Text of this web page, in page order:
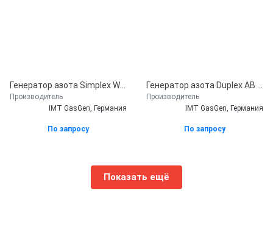
Производитель
IMT GasGen, Германия
По запросу
Производитель
IMT GasGen, Германия
По запросу
Показать ещё